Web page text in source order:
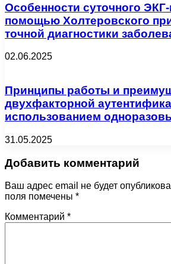
Особенности суточного
помощью Холтеровского
точной диагностики
02.06.2025
Принципы работы и
двухфакторной
использованием
31.05.2025
Добавить комментарий
Ваш адрес email не будет
поля помечены *
Комментарий *